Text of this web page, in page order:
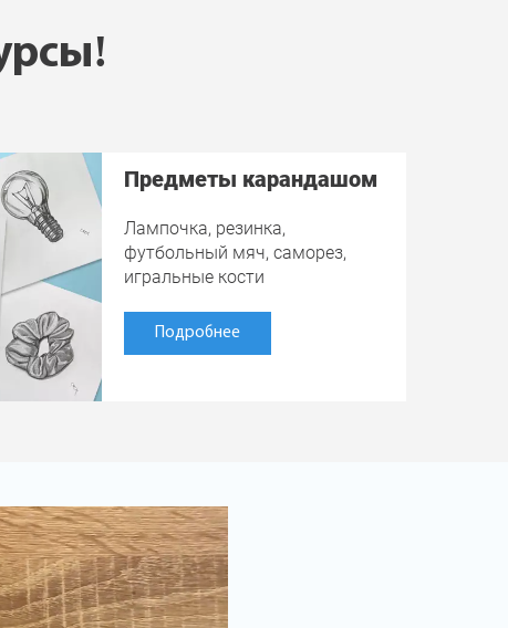
Предметы карандашом
Лампочка, резинка,
футбольный мяч, саморез,
игральные кости
Подробнее